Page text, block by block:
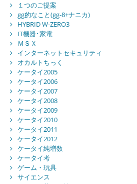
１つのご提案
gg的なこと(gg-8+ナニカ)
HYBRID W-ZERO3
IT機器･家電
ＭＳＸ
インターネットセキュリティ
オカルトちっく
ケータイ2005
ケータイ2006
ケータイ2007
ケータイ2008
ケータイ2009
ケータイ2010
ケータイ2011
ケータイ2012
ケータイ純増数
ケータイ考
ゲーム・玩具
サイエンス